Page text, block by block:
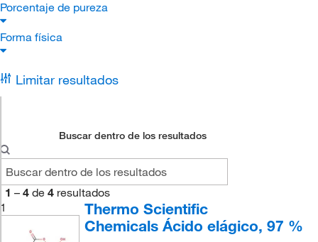
Porcentaje de pureza
Forma física
Limitar resultados
Buscar dentro de los resultados
1 – 4 de 4 resultados
1
Thermo Scientific
Chemicals Ácido elágico, 97 %